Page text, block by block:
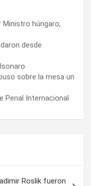
Ministro húngaro,
desde
sobre la mesa un
Penal Internacional
Roslik fueron